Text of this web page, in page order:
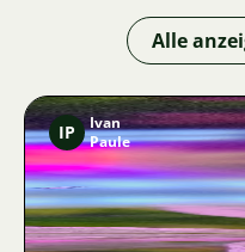
Alle
IP
Ivan
Paule